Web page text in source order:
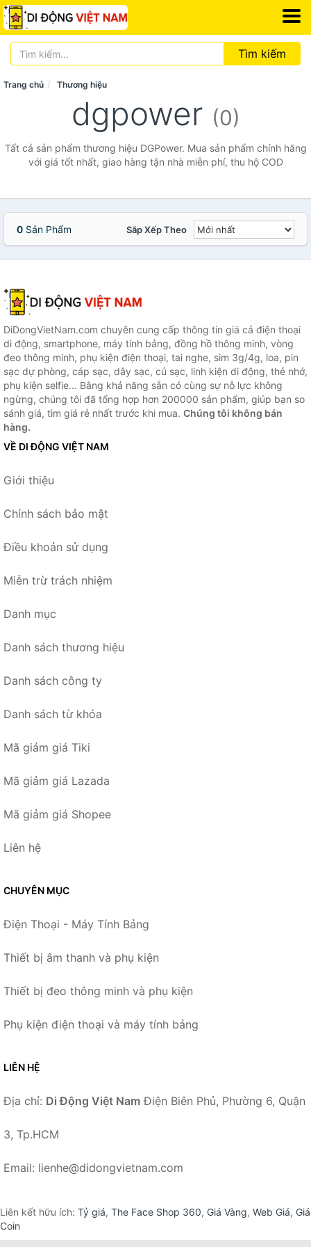
Tìm kiếm
Trang chủ Thương hiệu
dgpower (0)
Tất cả sản phẩm thương hiệu DGPower. Mua sản phẩm chính hãng
với giá tốt nhất, giao hàng tận nhà miễn phí, thu hộ COD
0 Sản Phẩm Sắp Xếp Theo
DiDongVietNam.com chuyên cung cấp thông tin giá cả điện thoại
di động, smartphone, máy tính bảng, đồng hồ thông minh, vòng
đeo thông minh, phụ kiện điện thoại, tai nghe, sim 3g/4g, loa, pin
sạc dự phòng, cáp sạc, dây sạc, củ sạc, linh kiện di động, thẻ nhớ,
phụ kiện selfie... Bằng khả năng sẵn có cùng sự nỗ lực không
ngừng, chúng tôi đã tổng hợp hơn 200000 sản phẩm, giúp bạn so
sánh giá, tìm giá rẻ nhất trước khi mua. Chúng tôi không bán
hàng.
VỀ DI ĐỘNG VIỆT NAM
Giới thiệu
Chính sách bảo mật
Điều khoản sử dụng
Miễn trừ trách nhiệm
Danh mục
Danh sách thương hiệu
Danh sách công ty
Danh sách từ khóa
Mã giảm giá Tiki
Mã giảm giá Lazada
Mã giảm giá Shopee
Liên hệ
CHUYÊN MỤC
Điện Thoại - Máy Tính Bảng
Thiết bị âm thanh và phụ kiện
Thiết bị đeo thông minh và phụ kiện
Phụ kiện điện thoại và máy tính bảng
LIÊN HỆ
Địa chỉ: Di Động Việt Nam Điện Biên Phủ, Phường 6, Quận
3, Tp.HCM
Email: lienhe@didongvietnam.com
Liên kết hữu ích: Tỷ giá, The Face Shop 360, Giá Vàng, Web Giá, Giá
Coin